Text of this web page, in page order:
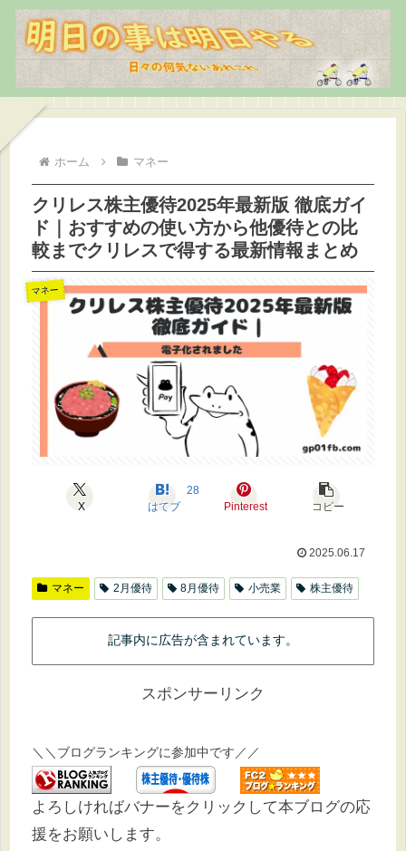
ホーム マネー
クリレス株主優待2025年最新版 徹底ガイ
ド｜おすすめの使い方から他優待との比
較までクリレスで得する最新情報まとめ
マネー
X はてブ
28
Pinterest
コピー
2025.06.17
マネー 2月優待 8月優待 小売業 株主優待
記事内に広告が含まれています。
スポンサーリンク
＼＼ブログランキングに参加中です／／
よろしければバナーをクリックして本ブログの応
援をお願いします。